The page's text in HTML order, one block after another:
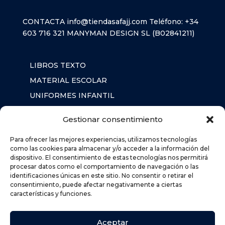
Gestionar consentimiento
Para ofrecer las mejores experiencias, utilizamos tecnologías
como las cookies para almacenar y/o acceder a la información del
dispositivo. El consentimiento de estas tecnologías nos permitirá
procesar datos como el comportamiento de navegación o las
identificaciones únicas en este sitio. No consentir o retirar el
consentimiento, puede afectar negativamente a ciertas
características y funciones.
Aceptar
CONTACTA info@tiendasafajj.com Teléfono: +34
603 716 321 MANYMAN DESIGN SL (B02841211)
LIBROS TEXTO
MATERIAL ESCOLAR
UNIFORMES INFANTIL
AVISO LEGAL
POLÍTICA DE PRIVACIDAD
POLÍTICA DE COOKIES (UE)
POLÍTICA DE ENVÍOS